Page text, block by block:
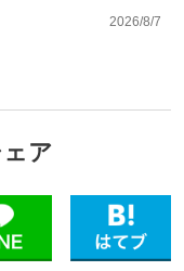
2026/8/7
ア